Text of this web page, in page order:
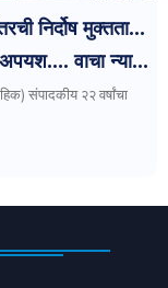
निर्दोष मुक्तता...
वाचा न्याय
विश्व साप्ताहिक मधला आजचा विशेष संपादकीय लेख...
संपादकीय २२ वर्षांचा